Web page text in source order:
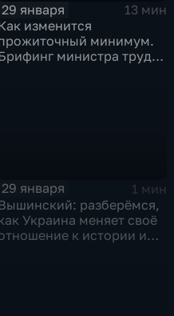
29 января
13 мин
изменится
минимум.
министра труда
29 января
1 мин
разберёмся,
Украина меняет своё
к истории и